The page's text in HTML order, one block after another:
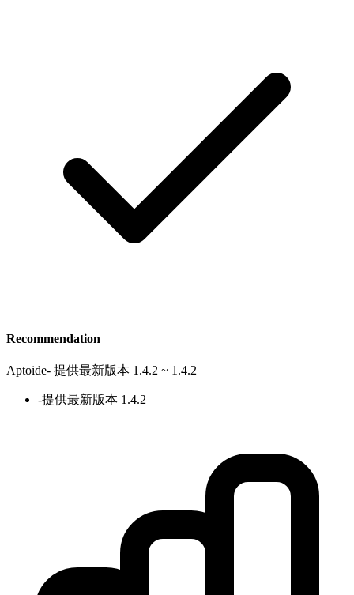
Recommendation
Aptoide- 提供最新版本 1.4.2 ~ 1.4.2
-提供最新版本 1.4.2